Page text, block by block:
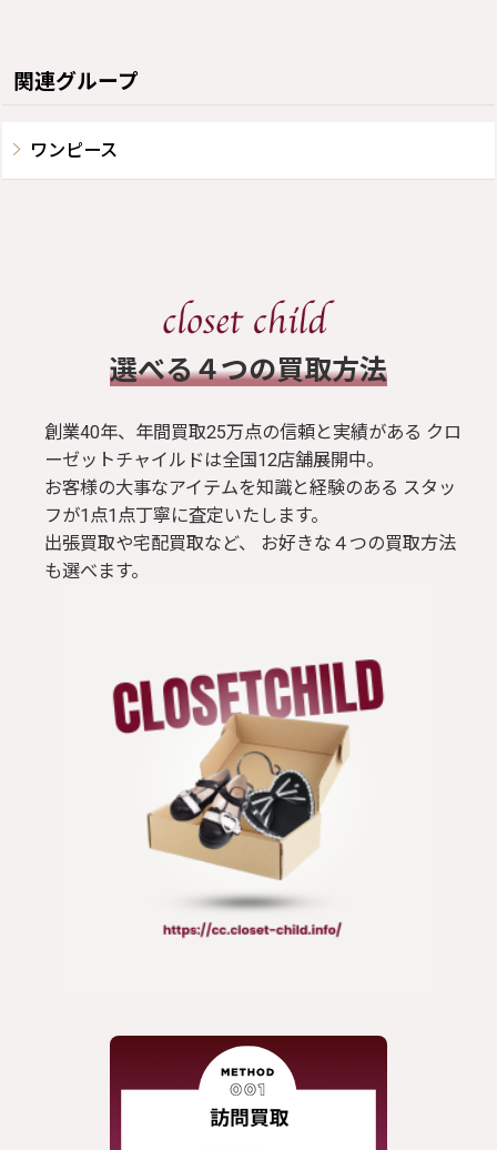
関連グループ
ワンピース
​選べる４つの買取方法
創業40年、年間買取25万点の信頼と実績がある クロ
ーゼットチャイルドは全国12店舗展開中。
お客様の大事なアイテムを知識と経験のある スタッ
フが1点1点丁寧に査定いたします。
出張買取や宅配買取など、 お好きな４つの買取方法
も選べます。